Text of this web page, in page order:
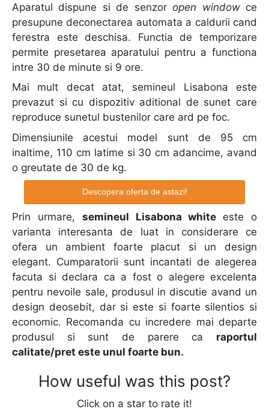
Aparatul dispune si de senzoropen window ce
presupune deconectarea automata a caldurii cand
ferestra este deschisa. Functia de temporizare
permite presetarea aparatului pentru a functiona
intre 30 de minute si 9 ore.
Mai mult decat atat, semineul Lisabona este
prevazut si cu dispozitiv aditional de sunet care
reproduce sunetul bustenilor care ard pe foc.
Dimensiunile acestui model sunt de 95 cm
inaltime, 110 cm latime si 30 cm adancime, avand
o greutate de 30 de kg.
Descopera oferta de astazi!
Prin urmare, semineul Lisabona white este o
varianta interesanta de luat in considerare ce
ofera un ambient foarte placut si un design
elegant. Cumparatorii sunt incantati de alegerea
facuta si declara ca a fost o alegere excelenta
pentru nevoile sale, produsul in discutie avand un
design deosebit, dar si este si foarte silentios si
economic. Recomanda cu incredere mai departe
produsul si sunt de parere ca raportul
calitate/pret este unul foarte bun.
How useful was this post?
Click on a star to rate it!